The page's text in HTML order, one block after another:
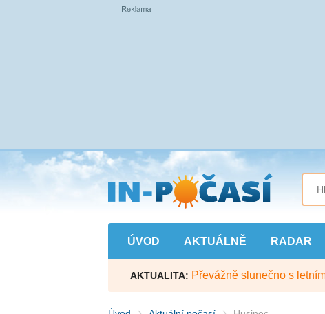
Přejít
na
hlavní
obsah
ÚVOD AKTUÁLNĚ RADAR
AKTUALITA: Převážně slunečno s